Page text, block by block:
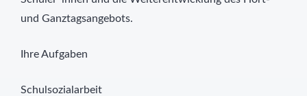
und Ganztagsangebots.
Ihre Aufgaben
Schulsozialarbeit